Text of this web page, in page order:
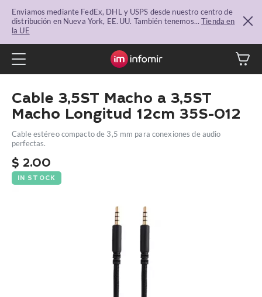
Enviamos mediante FedEx, DHL y USPS desde nuestro centro de
distribución en Nueva York, EE. UU. También tenemos...Tienda en
la UE
Cable 3,5ST Macho a 3,5ST
Macho Longitud 12cm 35S-012
Cable estéreo compacto de 3,5 mm para conexiones de audio
perfectas.
$ 2.00
IN STOCK